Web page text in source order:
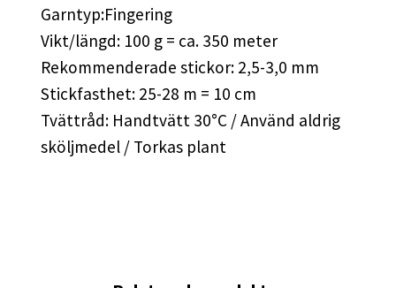
Garntyp:Fingering
Vikt/längd: 100 g = ca. 350 meter
Rekommenderade stickor: 2,5-3,0 mm
Stickfasthet: 25-28 m = 10 cm
Tvättråd: Handtvätt 30°C / Använd aldrig
sköljmedel / Torkas plant